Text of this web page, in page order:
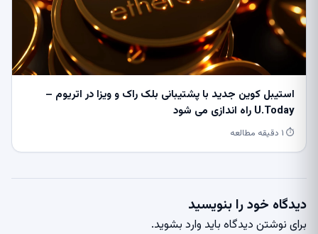
استیبل کوین جدید با پشتیبانی بلک راک و ویزا در اتریوم –
U.Today راه اندازی می شود
⏱ ۱ دقیقه مطالعه
دیدگاه خود را بنویسید
برای نوشتن دیدگاه باید وارد بشوید.